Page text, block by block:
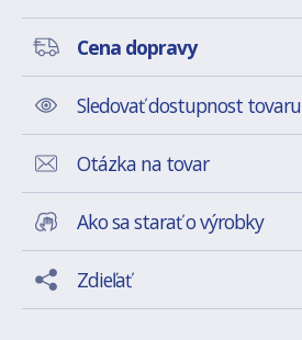
Cena dopravy
Sledovať dostupnost tovaru
Otázka na tovar
Ako sa starať o výrobky
Zdieľať